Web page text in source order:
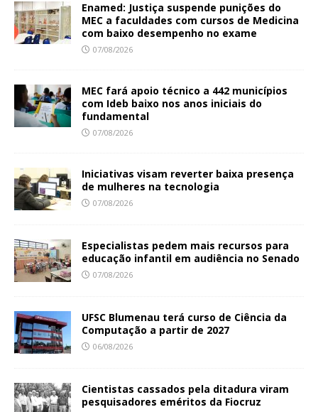
Enamed: Justiça suspende punições do
MEC a faculdades com cursos de Medicina
com baixo desempenho no exame
07/08/2026
MEC fará apoio técnico a 442 municípios
com Ideb baixo nos anos iniciais do
fundamental
07/08/2026
Iniciativas visam reverter baixa presença
de mulheres na tecnologia
07/08/2026
Especialistas pedem mais recursos para
educação infantil em audiência no Senado
07/08/2026
UFSC Blumenau terá curso de Ciência da
Computação a partir de 2027
06/08/2026
Cientistas cassados pela ditadura viram
pesquisadores eméritos da Fiocruz